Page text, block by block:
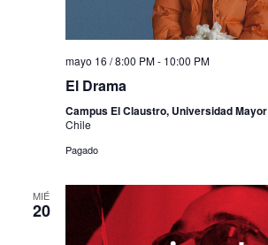
mayo 16 / 8:00 PM- 10:00 PM
El Drama
Campus El Claustro, Universidad Mayor
Chile
Pagado
MIÉ
20